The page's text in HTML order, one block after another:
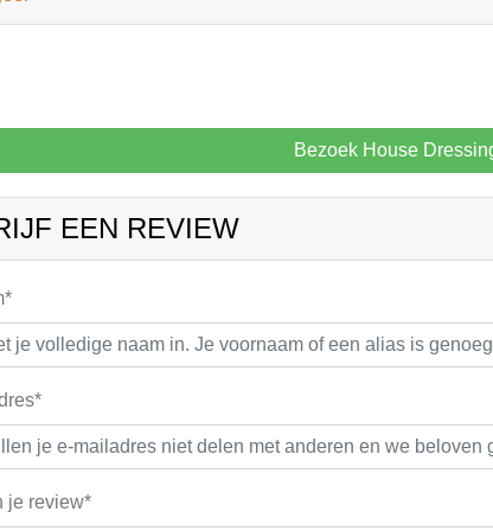
Bezoek House
EEN REVIEW
je review*